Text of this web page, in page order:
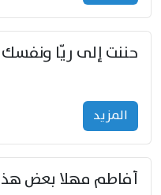
المزید